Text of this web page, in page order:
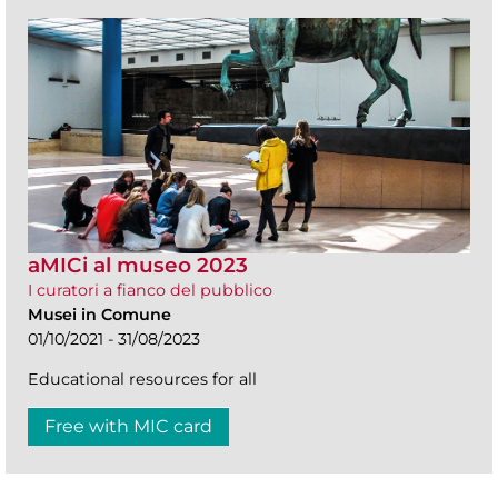
aMICi al museo 2023
I curatori a fianco del pubblico
Musei in Comune
01/10/2021 - 31/08/2023
Educational resources for all
Free with MIC card